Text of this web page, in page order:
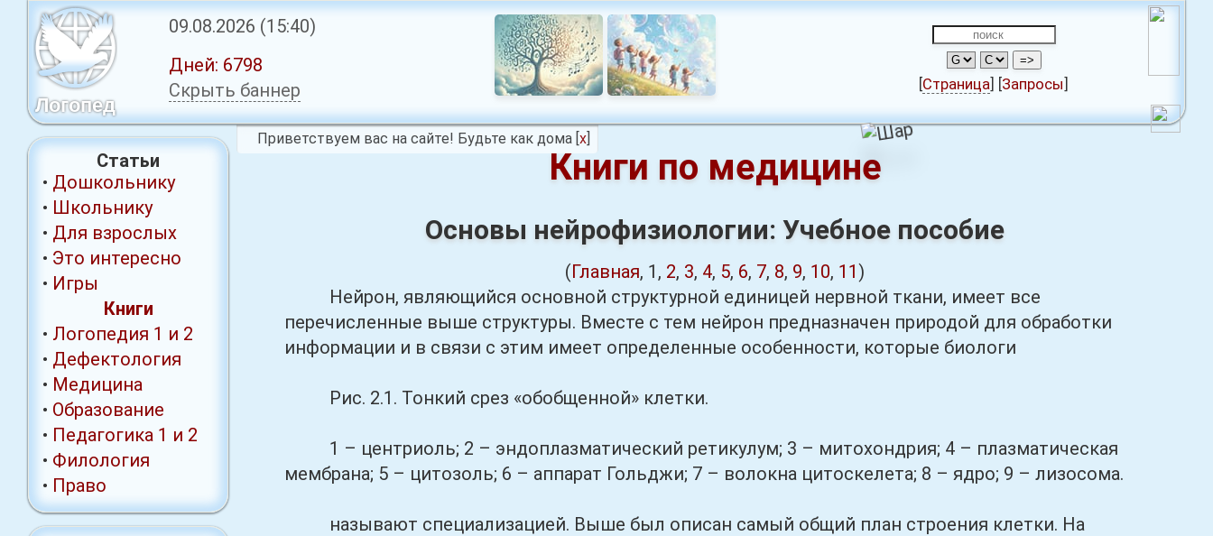
Логопед
09.08.2026 (15:40)
Дней: 6798
Скрыть баннер
[Страница] [Запросы]
Приветствуем вас на сайте! Будьте как дома [x]
Статьи
• Дошкольнику
• Школьнику
• Для взрослых
• Это интересно
• Игры
Книги
• Логопедия 1 и 2
• Дефектология
• Медицина
• Образование
• Педагогика 1 и 2
• Филология
• Право
Книги по медицине
Основы нейрофизиологии: Учебное пособие
(Главная, 1, 2, 3, 4, 5, 6, 7, 8, 9, 10, 11)
Нейрон, являющийся основной структурной единицей нервной ткани, имеет все
перечисленные выше структуры. Вместе с тем нейрон предназначен природой для обработки
информации и в связи с этим имеет определенные особенности, которые биологи
Рис. 2.1. Тонкий срез «обобщенной» клетки.
1 – центриоль; 2 – эндоплазматический ретикулум; 3 – митохондрия; 4 – плазматическая
мембрана; 5 – цитозоль; 6 – аппарат Гольджи; 7 – волокна цитоскелета; 8 – ядро; 9 – лизосома.
называют специализацией. Выше был описан самый общий план строения клетки. На